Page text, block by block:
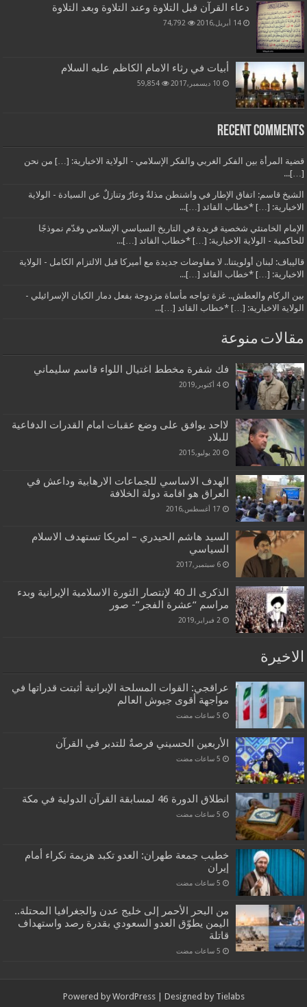
دعاء القرآن قبل التلاوة وعند التلاوة وبعد التلاوة
14 أبريل,2016 74,792
أبيات في رثاء الامام الكاظم عليه السلام
10 ديسمبر,2017 59,854
Recent Comments
قضية المرأة بين الفكر الغربي والفكر الإسلامي - الولاية الاخبارية: […] من نحن
[…]...
الشيخ قاسم: اتفاق الإطار في واشنطن مذلةٌ وعارٌ وتنازلٌ عن السيادة - الولاية
الاخبارية: […] *خطاب القائد […]...
الإمام الخامنئي شخصية فريدة في التاريخ السياسي الإسلامي وقدّم نموذجًا
للحاكمية - الولاية الاخبارية: […] *خطاب القائد […]...
قاليباف: لبنان أولويتنا.. لا مفاوضات جديدة مع أميركا قبل الالتزام الكامل - الولاية
الاخبارية: […] *خطاب القائد […]...
بين الركام والعطش.. غزة تواجه مأساة مزدوجة بفعل دمار الكيان الإسرائيلي -
الولاية الاخبارية: […] *خطاب القائد […]...
مقالات منوعة
فك شفرة مخطط اغتيال اللواء قاسم سليماني
4 أكتوبر,2019
لااحد يوافق على وضع عقبات امام القدرات الدفاعية
للبلاد
20 يوليو,2015
الهدف الاساسي للجماعات الارهابية وداعش في
العراق هو اقامة دولة الخلافة
17 أغسطس,2016
السيد هاشم الحيدري – امريكا تستهدف الاسلام
السياسي
6 سبتمبر,2017
الذكرى الـ 40 لإنتصار الثورة الاسلامية الإيرانية وبدء
مراسم “عشرة الفجر”- صور
2 فبراير,2019
الاخيرة
عراقجي: القوات المسلحة الإيرانية أثبتت قدراتها في
مواجهة أقوى جيوش العالم
الأربعين الحسيني فرصةٌ للتدبر في القرآن
انطلاق الدورة 46 لمسابقة القرآن الدولية في مكة
خطيب جمعة طهران: العدو تكبد هزيمة نكراء أمام
إيران
من البحر الأحمر إلى خليج عدن والجغرافيا المحتلة..
اليمن يطوّق العدو السعودي بقدرة رصد واستهداف
قاتلة
Powered by WordPress| Designed by Tielabs